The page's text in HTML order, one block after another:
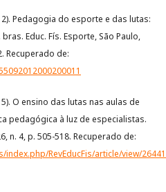
Pedagogia do esporte e das lutas:
Educ. Fís. Esporte, São Paulo,
Recuperado de:
O ensino das lutas nas aulas de
pedagógica à luz de especialistas.
n. 4, p. 505-518. Recuperado de:
RevEducFis/article/view/